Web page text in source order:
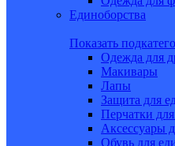
Единоборства
Показать
Одежда для
Макивары
Лапы
Защита для
Перчатки
Аксессуары
Обувь для